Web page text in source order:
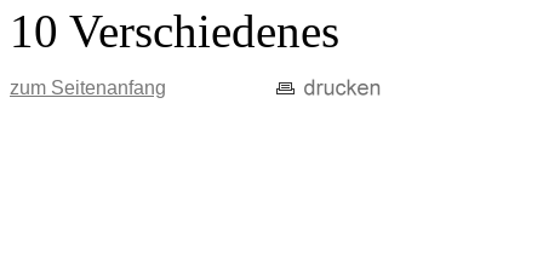
10 Verschiedenes
zum Seitenanfang